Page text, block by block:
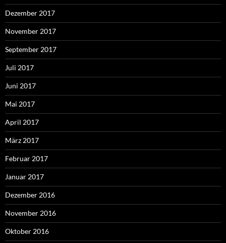
Dezember 2017
November 2017
September 2017
Juli 2017
Juni 2017
Mai 2017
April 2017
März 2017
Februar 2017
Januar 2017
Dezember 2016
November 2016
Oktober 2016